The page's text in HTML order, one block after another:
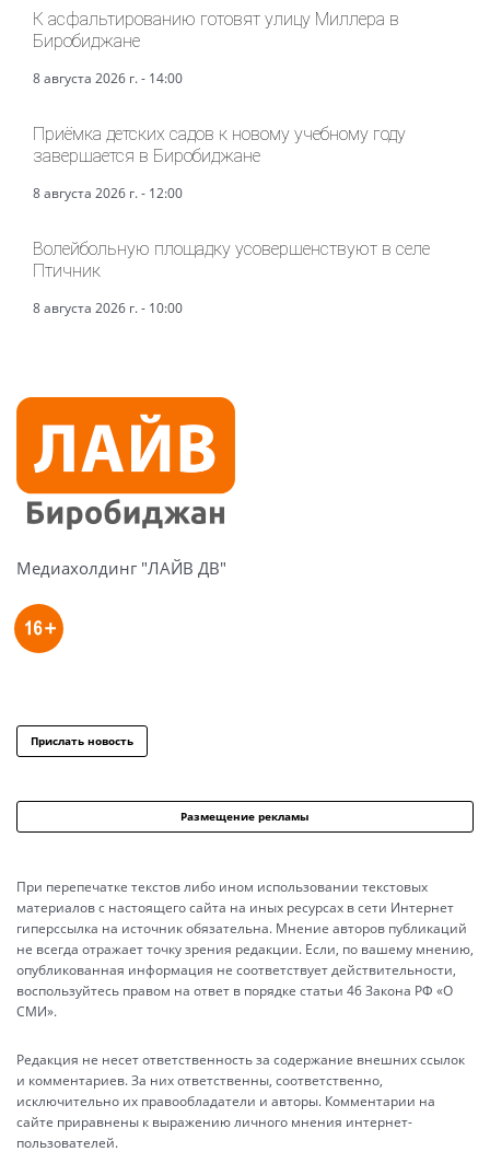
К асфальтированию готовят улицу Миллера в
Биробиджане
8 августа 2026 г. - 14:00
Приёмка детских садов к новому учебному году
завершается в Биробиджане
8 августа 2026 г. - 12:00
Волейбольную площадку усовершенствуют в селе
Птичник
8 августа 2026 г. - 10:00
Медиахолдинг "ЛАЙВ ДВ"
Прислать новость
Размещение рекламы
При перепечатке текстов либо ином использовании текстовых
материалов с настоящего сайта на иных ресурсах в сети Интернет
гиперссылка на источник обязательна. Мнение авторов публикаций
не всегда отражает точку зрения редакции. Если, по вашему мнению,
опубликованная информация не соответствует действительности,
воспользуйтесь правом на ответ в порядке статьи 46 Закона РФ «О
СМИ».
Редакция не несет ответственность за содержание внешних ссылок
и комментариев. За них ответственны, соответственно,
исключительно их правообладатели и авторы. Комментарии на
сайте приравнены к выражению личного мнения интернет-
пользователей.